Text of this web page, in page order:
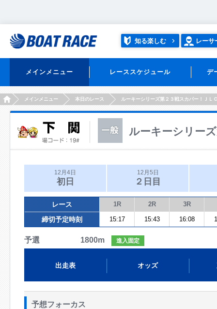
知る楽しむ レーサ
メインメニュー レーススケジュール デ
HOMEメインメニュー 本日のレース ルーキーシリーズ第２３戦スカパー！ＪＬ
ルーキーシリー
12月4日
初日
12月5日
２日目
レース 1R 2R 3R
締切予定時刻 15:17 15:43 16:08
予選 1800m 進入固定
出走表 オッズ
予想フォーカス